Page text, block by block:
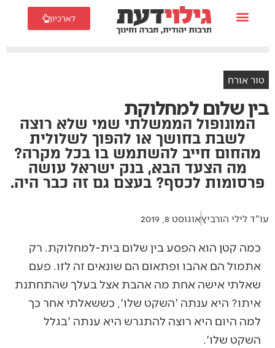
לארכיון
טור אורח
בין שלום למחלוקת
המונופול הממשלתי שמי שלא רוצה
לשבת בחושך או להפוך לשלולית
מהחום חייב להשתמש בו בכל מקרה?
מה הצעד הבא, בנק ישראל עושה
פרסומות לכסף? בעצם גם זה כבר היה.
עו"ד לילי הורביץאוגוסט 8, 2019
כמה קטן הוא הפסע בין שלום בית-למחלוקת. רק
אתמול הם אהבו ופתאום הם שונאים זה לזו. פעם
שאלתי אישה אחת מה אהבת אצל בעלך שהתחתנת
איתו? היא ענתה 'השקט שלו', כששאלתי אחר כך
למה היום היא רוצה להתגרש היא ענתה 'בגלל
השקט שלו'.